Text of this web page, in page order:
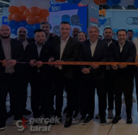
EKONOMİ
TEKNOLOJİ
YEMEK